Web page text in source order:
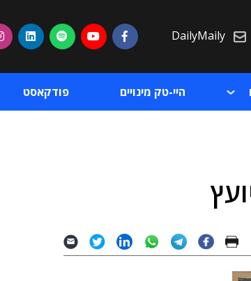
DailyMaily
היי-טק מינויים פודקאסט